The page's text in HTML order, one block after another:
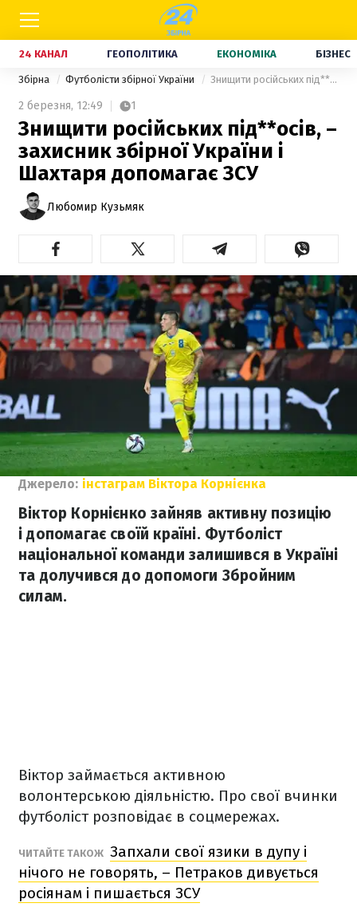
24 КАНАЛ ГЕОПОЛІТИКА ЕКОНОМІКА БІЗНЕС
Збірна Футболісти збірної України Знищити російських під**осів, – захисник збірної України і Шахтаря допомагає ЗСУ
2 березня, 12:49 1
Знищити російських під**осів, –
захисник збірної України і
Шахтаря допомагає ЗСУ
Любомир Кузьмяк
Джерело: інстаграм Віктора Корнієнка
Віктор Корнієнко зайняв активну позицію
і допомагає своїй країні. Футболіст
національної команди залишився в Україні
та долучився до допомоги Збройним
силам.
Віктор займається активною
волонтерською діяльністю. Про свої вчинки
футболіст розповідає в соцмережах.
ЧИТАЙТЕ ТАКОЖ Запхали свої язики в дупу і
нічого не говорять, – Петраков дивується
росіянам і пишається ЗСУ